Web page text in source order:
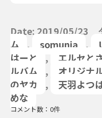
Date: 2019/05/23
ム
, somunia ,
はーと
, エルセと
ルバム
, オリジナ
のヤカ
, 天羽よつ
めな
コメント数：0件